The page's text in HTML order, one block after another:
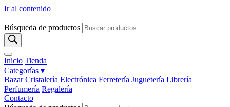
Ir al contenido
Búsqueda de productos
Inicio Tienda
Categorías ▾
Bazar Cristalería Electrónica Ferretería Juguetería Librería
Perfumería Regalería
Contacto